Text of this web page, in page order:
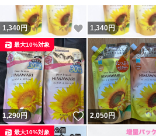
1,340円 いいね！
1,340円
1,290円 いいね！
最大10%対象
2,050円
最大10%対象